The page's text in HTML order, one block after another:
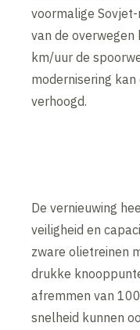
voormalige
van de
km/uur de
modernisering
verhoogd.
De vernieuwing
veiligheid en
zware olietreinen
drukke
afremmen van
snelheid kunnen